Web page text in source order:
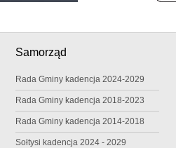
Samorząd
Rada Gminy kadencja 2024-2029
Rada Gminy kadencja 2018-2023
Rada Gminy kadencja 2014-2018
Sołtysi kadencja 2024 - 2029